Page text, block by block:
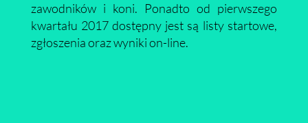
zawodników i koni. Ponadto od pierwszego
kwartału 2017 dostępny jest są listy startowe,
zgłoszenia oraz wyniki on-line.